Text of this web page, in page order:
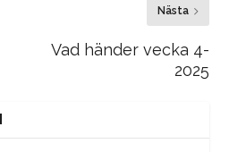
Nästa
Vad händer vecka 4-
2025